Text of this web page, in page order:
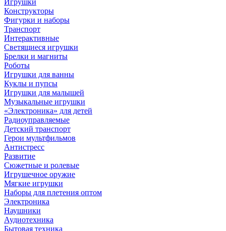
Игрушки
Конструкторы
Фигурки и наборы
Транспорт
Интерактивные
Светящиеся игрушки
Брелки и магниты
Роботы
Игрушки для ванны
Куклы и пупсы
Игрушки для малышей
Музыкальные игрушки
«Электроника» для детей
Радиоуправляемые
Детский транспорт
Герои мультфильмов
Антистресс
Развитие
Сюжетные и ролевые
Игрушечное оружие
Мягкие игрушки
Наборы для плетения оптом
Электроника
Наушники
Аудиотехника
Бытовая техника